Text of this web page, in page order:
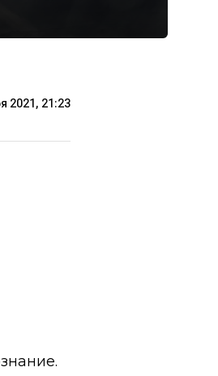
2021, 21:23